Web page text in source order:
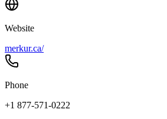
Website
merkur.ca/
Phone
+1 877-571-0222